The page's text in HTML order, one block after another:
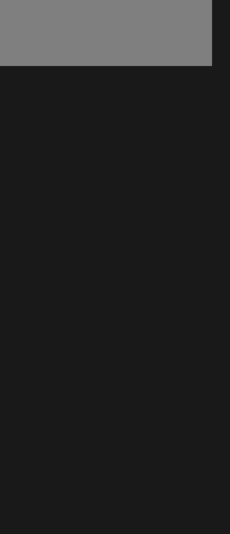
nueva ventana)
nueva ventana)